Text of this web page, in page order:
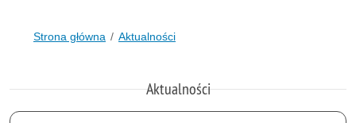
Strona główna Aktualności
Aktualności